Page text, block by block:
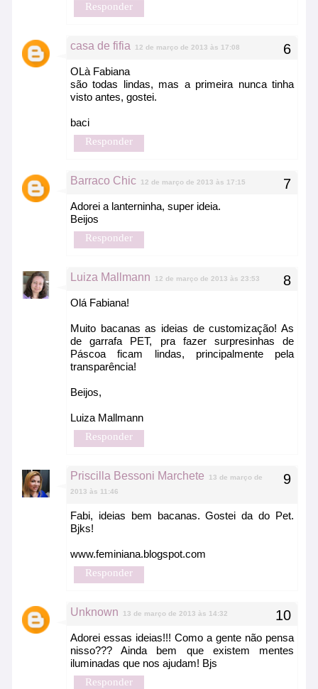
Responder
casa de fifia 12 de março de 2013 às 17:08
OLà Fabiana
são todas lindas, mas a primeira nunca tinha
visto antes, gostei.
baci
Responder
Barraco Chic 12 de março de 2013 às 17:15
Adorei a lanterninha, super ideia.
Beijos
Responder
Luiza Mallmann 12 de março de 2013 às 23:53
Olá Fabiana!
Muito bacanas as ideias de customização! As
de garrafa PET, pra fazer surpresinhas de
Páscoa ficam lindas, principalmente pela
transparência!
Beijos,
Luiza Mallmann
Responder
Priscilla Bessoni Marchete
13 de março de
2013 às 11:46
Fabi, ideias bem bacanas. Gostei da do Pet.
Bjks!
www.feminiana.blogspot.com
Responder
Unknown 13 de março de 2013 às 14:32
Adorei essas ideias!!! Como a gente não pensa
nisso??? Ainda bem que existem mentes
iluminadas que nos ajudam! Bjs
Responder